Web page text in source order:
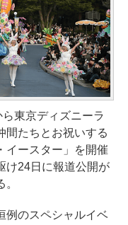
東京ディズニーラ
間たちとお祝いする
イースター」を開催
け24日に報道公開が
のスペシャルイベ